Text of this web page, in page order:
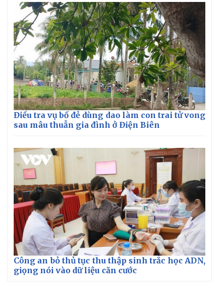
Điều tra vụ bố đẻ dùng dao làm con trai tử vong
sau mâu thuẫn gia đình ở Điện Biên
Công an bỏ thủ tục thu thập sinh trắc học ADN,
giọng nói vào dữ liệu căn cước